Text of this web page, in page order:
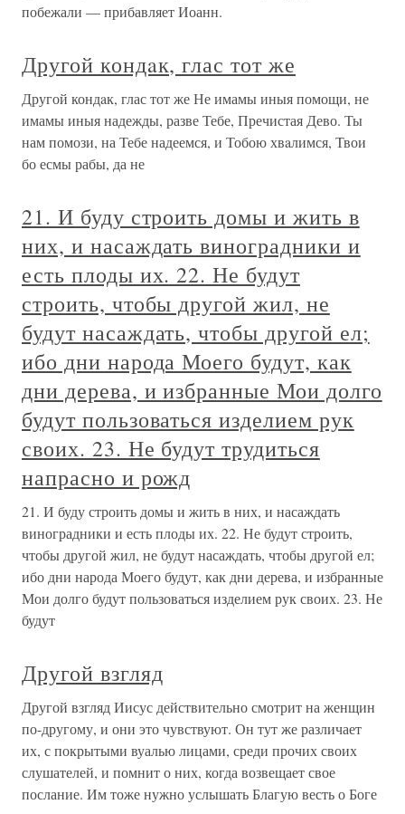
побежали — прибавляет Иоанн.
Другой кондaк, глас тот же
Другой кондaк, глас тот же Не имамы иныя помощи, не
имамы иныя надежды, разве Тебе, Пречистая Дево. Ты
нам помози, на Тебе надеемся, и Тобою хвaлимся, Твои
бо есмы рабы, да не
21. И буду строить домы и жить в
них, и насаждать виноградники и
есть плоды их. 22. Не будут
строить, чтобы другой жил, не
будут насаждать, чтобы другой ел;
ибо дни народа Моего будут, как
дни дерева, и избранные Мои долго
будут пользоваться изделием рук
своих. 23. Не будут трудиться
напрасно и рожд
21. И буду строить домы и жить в них, и насаждать
виноградники и есть плоды их. 22. Не будут строить,
чтобы другой жил, не будут насаждать, чтобы другой ел;
ибо дни народа Моего будут, как дни дерева, и избранные
Мои долго будут пользоваться изделием рук своих. 23. Не
будут
Другой взгляд
Другой взгляд Иисус действительно смотрит на женщин
по-другому, и они это чувствуют. Он тут же различает
их, с покрытыми вуалью лицами, среди прочих своих
слушателей, и помнит о них, когда возвещает свое
послание. Им тоже нужно услышать Благую весть о Боге